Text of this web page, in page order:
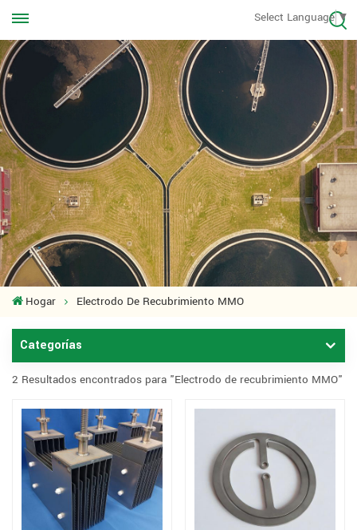
Select Language▼
Llámanos en cualquier momento
Hogar Electrodo De Recubrimiento MMO
Categorías
2 Resultados encontrados para "Electrodo de recubrimiento MMO"